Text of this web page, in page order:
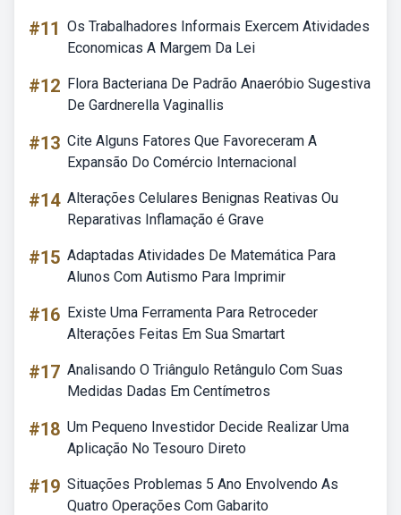
#11 Os Trabalhadores Informais Exercem Atividades
Economicas A Margem Da Lei
#12 Flora Bacteriana De Padrão Anaeróbio Sugestiva
De Gardnerella Vaginallis
#13 Cite Alguns Fatores Que Favoreceram A
Expansão Do Comércio Internacional
#14 Alterações Celulares Benignas Reativas Ou
Reparativas Inflamação é Grave
#15 Adaptadas Atividades De Matemática Para
Alunos Com Autismo Para Imprimir
#16 Existe Uma Ferramenta Para Retroceder
Alterações Feitas Em Sua Smartart
#17 Analisando O Triângulo Retângulo Com Suas
Medidas Dadas Em Centímetros
#18 Um Pequeno Investidor Decide Realizar Uma
Aplicação No Tesouro Direto
#19 Situações Problemas 5 Ano Envolvendo As
Quatro Operações Com Gabarito